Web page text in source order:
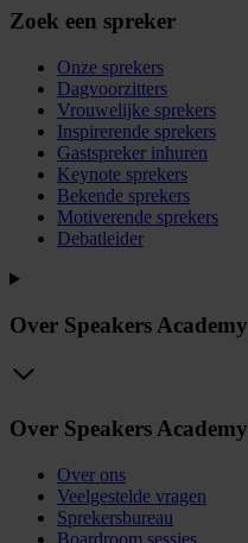
Zoek een spreker
Onze sprekers
Dagvoorzitters
Vrouwelijke sprekers
Inspirerende sprekers
Gastspreker inhuren
Keynote sprekers
Bekende sprekers
Motiverende sprekers
Debatleider
Over Speakers Academy
Over Speakers Academy
Over ons
Veelgestelde vragen
Sprekersbureau
Boardroom sessies